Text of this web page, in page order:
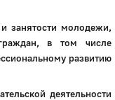
занятости молодежи,
в том числе
развитию
деятельности